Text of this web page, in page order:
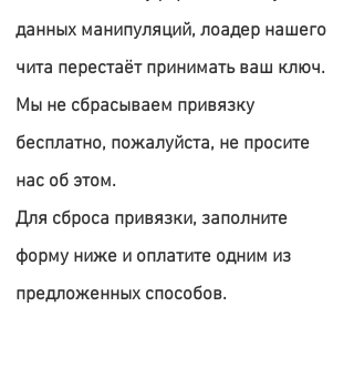
данных манипуляций, лоадер нашего
чита перестаёт принимать ваш ключ.
Мы не сбрасываем привязку
бесплатно, пожалуйста, не просите
нас об этом.
Для сброса привязки, заполните
форму ниже и оплатите одним из
предложенных способов.